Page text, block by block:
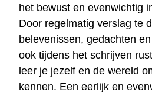
het bewust en evenwichtig
Door regelmatig verslag te
belevenissen, gedachten
ook tijdens het schrijven
leer je jezelf en de wereld
kennen. Een eerlijk en